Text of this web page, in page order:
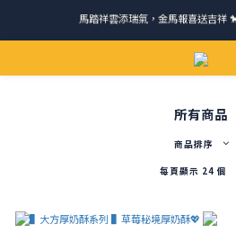
請跟我們一起旅行! 加入官方
ＣＨＲＩＳＰＹ會員好禮｜集點換購物金
請跟我們一起旅行! 加入官方
所有商品
商品排序
每頁顯示 24 個